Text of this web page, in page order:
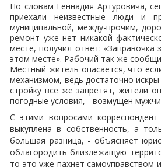
По словам Геннадия Артуровича,
приехали неизвестные люди и
муниципальной, между-прочим,
ремонт уже нет никакой
месте, получил ответ:
этом месте». Рабочий так же
Местный житель опасается, что
механизмом, ведь достаточно
стройку всё же запретят, жители
погодные условия, - возмущен
С этими вопросами
выкуплена в собственность, а
большая разница, - объясняет
облагородить близлежащую
то это уже пахнет самоуправством